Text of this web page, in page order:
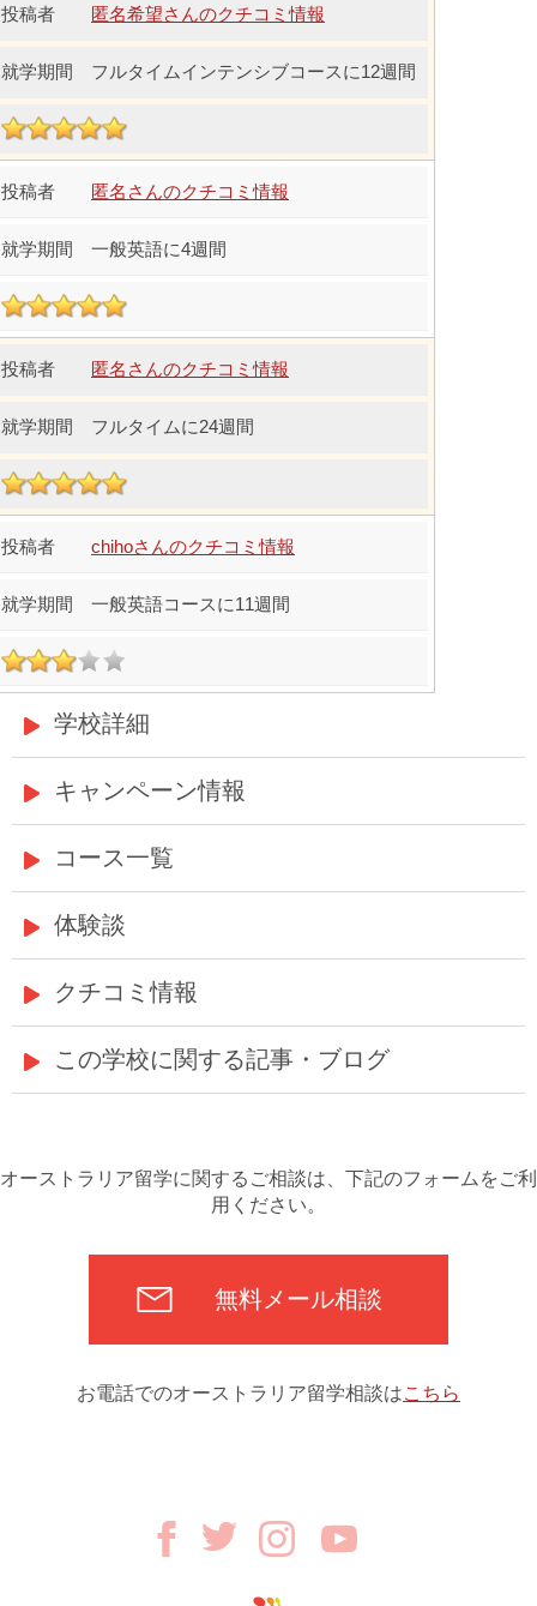
匿名希望さんのクチコミ情報
フルタイムインテンシブコースに12週間
匿名さんのクチコミ情報
一般英語に4週間
匿名さんのクチコミ情報
フルタイムに24週間
chihoさんのクチコミ情報
一般英語コースに11週間
学校詳細
キャンペーン情報
コース一覧
体験談
クチコミ情報
この学校に関する記事・ブログ
オーストラリア留学に関するご相談は、下記のフォームをご利
用ください。
無料メール相談
お電話でのオーストラリア留学相談はこちら